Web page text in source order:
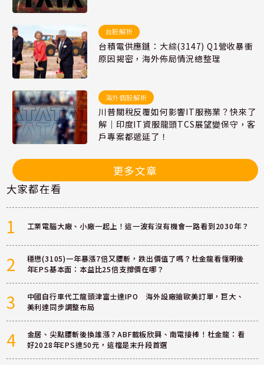
台股解析
台積電供應鏈：大綜(3147) Q1營收暴衝
原因揭密，海外佈局情況總整理
海外個股解析
川普關稅反覆如何影響IT服務業？快來了
解｜印度IT資服龍頭TCS展望變保守，客
戶專案都遞延了！
更多文章
大家都在看
1 工業電腦大廠、小廠一起上！這一波有沒有機會一路看到2030年？
2
穩懋(3105)一年暴漲7倍又腰斬，跌出價值了嗎？杜金龍看懂明後
年EPS基本面：本益比25倍支撐價在哪？
3
中國自行車代工龍頭津富士達IPO 海外設廠搶歐美訂單，巨大、
美利達同步調整布局
4
金居、尖點腰斬後換誰漲？ABF載板欣興、南電接棒！杜金龍：看
好2028年EPS達50元，這檔是末升段首選